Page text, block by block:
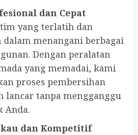
dan Cepat
yang terlatih dan
dalam menangani berbagai
Dengan peralatan
yang memadai, kami
proses pembersihan
lancar tanpa mengganggu
Anda.
dan Kompetitif